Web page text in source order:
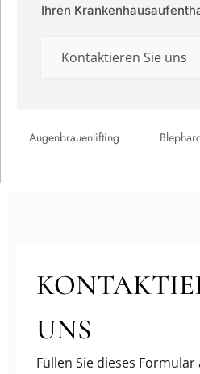
Ihren
Kontaktieren Sie uns
Augenbrauenlifting
UNS
Füllen Sie dieses